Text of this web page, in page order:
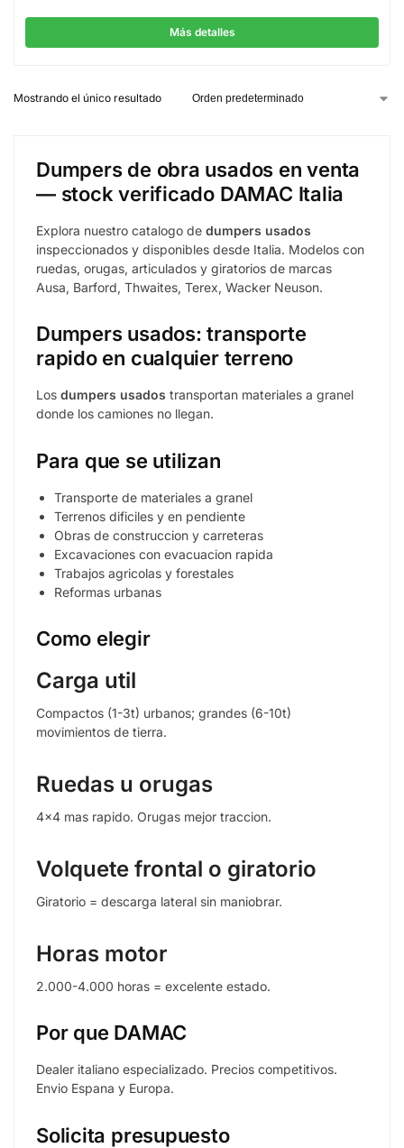
Más detalles
Mostrando el único resultado
Dumpers de obra usados en venta
— stock verificado DAMAC Italia
Explora nuestro catalogo de dumpers usados
inspeccionados y disponibles desde Italia. Modelos con
ruedas, orugas, articulados y giratorios de marcas
Ausa, Barford, Thwaites, Terex, Wacker Neuson.
Dumpers usados: transporte
rapido en cualquier terreno
Los dumpers usados transportan materiales a granel
donde los camiones no llegan.
Para que se utilizan
Transporte de materiales a granel
Terrenos dificiles y en pendiente
Obras de construccion y carreteras
Excavaciones con evacuacion rapida
Trabajos agricolas y forestales
Reformas urbanas
Como elegir
Carga util
Compactos (1-3t) urbanos; grandes (6-10t)
movimientos de tierra.
Ruedas u orugas
4×4 mas rapido. Orugas mejor traccion.
Volquete frontal o giratorio
Giratorio = descarga lateral sin maniobrar.
Horas motor
2.000-4.000 horas = excelente estado.
Por que DAMAC
Dealer italiano especializado. Precios competitivos.
Envio Espana y Europa.
Solicita presupuesto